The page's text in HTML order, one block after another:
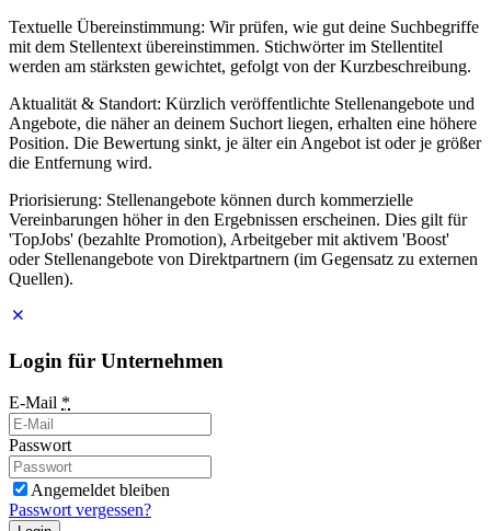
Textuelle Übereinstimmung: Wir prüfen, wie gut deine Suchbegriffe
mit dem Stellentext übereinstimmen. Stichwörter im Stellentitel
werden am stärksten gewichtet, gefolgt von der Kurzbeschreibung.
Aktualität & Standort: Kürzlich veröffentlichte Stellenangebote und
Angebote, die näher an deinem Suchort liegen, erhalten eine höhere
Position. Die Bewertung sinkt, je älter ein Angebot ist oder je größer
die Entfernung wird.
Priorisierung: Stellenangebote können durch kommerzielle
Vereinbarungen höher in den Ergebnissen erscheinen. Dies gilt für
'TopJobs' (bezahlte Promotion), Arbeitgeber mit aktivem 'Boost'
oder Stellenangebote von Direktpartnern (im Gegensatz zu externen
Quellen).
Login für Unternehmen
E-Mail *
Passwort
Angemeldet bleiben
Passwort vergessen?